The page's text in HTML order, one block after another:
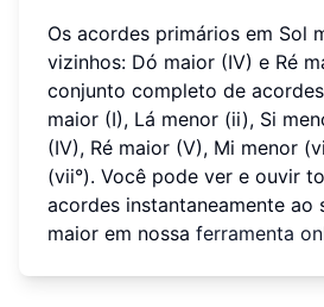
Os acordes primários em Sol
vizinhos: Dó maior (IV) e Ré
conjunto completo de
maior (I), Lá menor (ii), Si
(IV), Ré maior (V), Mi menor
(vii°). Você pode ver e ouvir
acordes instantaneamente ao
maior em nossa ferramenta